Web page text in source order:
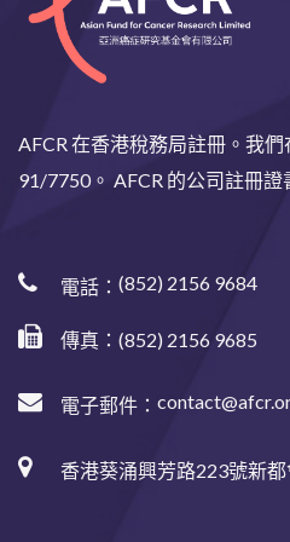
AFCR 在香港稅務局註冊。我
91/7750。 AFCR 的公司註冊證
電話： (852) 2156 9684
傳真：(852) 2156 9685
電子郵件：
香港葵涌興芳路223號新